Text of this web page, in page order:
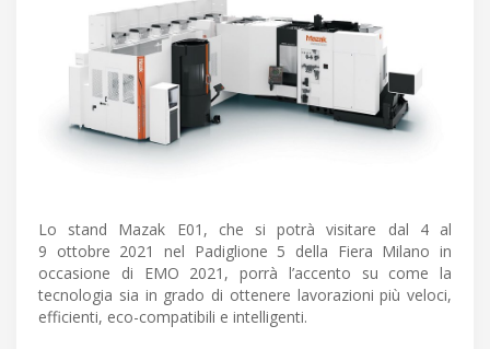
Lo stand Mazak E01, che si potrà visitare dal 4 al
9 ottobre 2021 nel Padiglione 5 della Fiera Milano in
occasione di EMO 2021, porrà l’accento su come la
tecnologia sia in grado di ottenere lavorazioni più veloci,
efficienti, eco-compatibili e intelligenti.